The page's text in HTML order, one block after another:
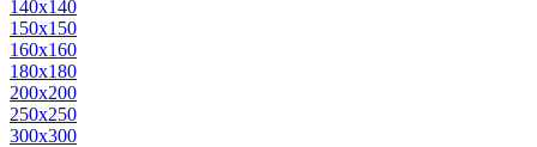
140х140
150х150
160х160
180х180
200х200
250х250
300х300